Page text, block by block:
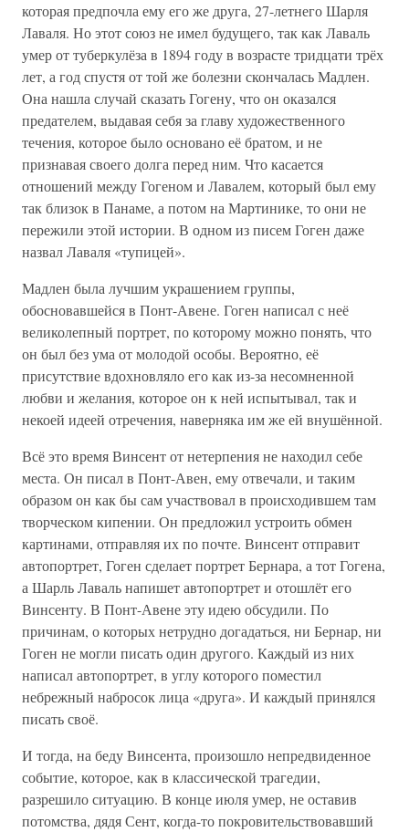
которая предпочла ему его же друга, 27-летнего Шарля
Лаваля. Но этот союз не имел будущего, так как Лаваль
умер от туберкулёза в 1894 году в возрасте тридцати трёх
лет, а год спустя от той же болезни скончалась Мадлен.
Она нашла случай сказать Гогену, что он оказался
предателем, выдавая себя за главу художественного
течения, которое было основано её братом, и не
признавая своего долга перед ним. Что касается
отношений между Гогеном и Лавалем, который был ему
так близок в Панаме, а потом на Мартинике, то они не
пережили этой истории. В одном из писем Гоген даже
назвал Лаваля «тупицей».
Мадлен была лучшим украшением группы,
обосновавшейся в Понт-Авене. Гоген написал с неё
великолепный портрет, по которому можно понять, что
он был без ума от молодой особы. Вероятно, её
присутствие вдохновляло его как из-за несомненной
любви и желания, которое он к ней испытывал, так и
некоей идеей отречения, наверняка им же ей внушённой.
Всё это время Винсент от нетерпения не находил себе
места. Он писал в Понт-Авен, ему отвечали, и таким
образом он как бы сам участвовал в происходившем там
творческом кипении. Он предложил устроить обмен
картинами, отправляя их по почте. Винсент отправит
автопортрет, Гоген сделает портрет Бернара, а тот Гогена,
а Шарль Лаваль напишет автопортрет и отошлёт его
Винсенту. В Понт-Авене эту идею обсудили. По
причинам, о которых нетрудно догадаться, ни Бернар, ни
Гоген не могли писать один другого. Каждый из них
написал автопортрет, в углу которого поместил
небрежный набросок лица «друга». И каждый принялся
писать своё.
И тогда, на беду Винсента, произошло непредвиденное
событие, которое, как в классической трагедии,
разрешило ситуацию. В конце июля умер, не оставив
потомства, дядя Сент, когда-то покровительствовавший